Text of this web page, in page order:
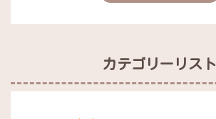
カテゴリーリスト